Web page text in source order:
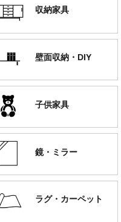
収納家具
壁面収納・DIY
子供家具
鏡・ミラー
ラグ・カーペット